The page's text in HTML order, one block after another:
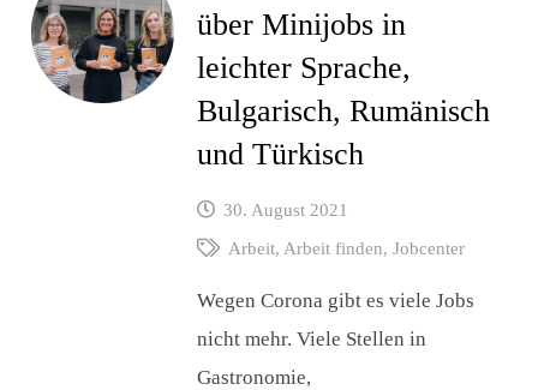
über Minijobs in
leichter Sprache,
Bulgarisch, Rumänisch
und Türkisch
30. August 2021
Arbeit, Arbeit finden, Jobcenter
Wegen Corona gibt es viele Jobs
nicht mehr. Viele Stellen in
Gastronomie,